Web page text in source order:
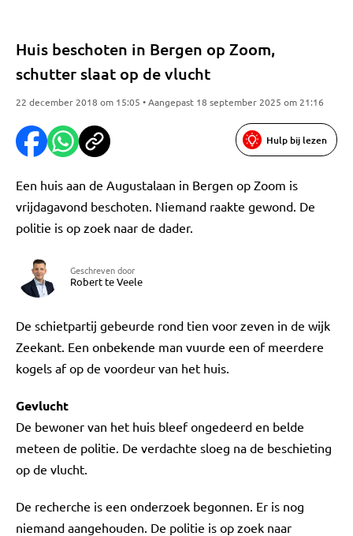
Huis beschoten in Bergen op Zoom,
schutter slaat op de vlucht
22 december 2018 om 15:05 • Aangepast 18 september 2025 om 21:16
Hulp bij lezen
Een huis aan de Augustalaan in Bergen op Zoom is
vrijdagavond beschoten. Niemand raakte gewond. De
politie is op zoek naar de dader.
Geschreven door
Robert te Veele
De schietpartij gebeurde rond tien voor zeven in de wijk
Zeekant. Een onbekende man vuurde een of meerdere
kogels af op de voordeur van het huis.
Gevlucht
De bewoner van het huis bleef ongedeerd en belde
meteen de politie. De verdachte sloeg na de beschieting
op de vlucht.
De recherche is een onderzoek begonnen. Er is nog
niemand aangehouden. De politie is op zoek naar